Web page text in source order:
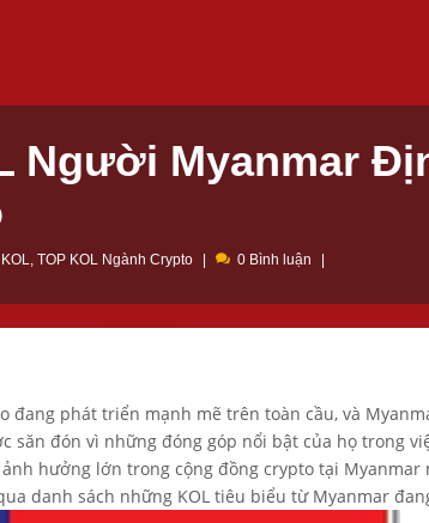
Người Myanmar
, TOP KOL Ngành Crypto 0 Bình luận
đang phát triển mạnh mẽ trên toàn cầu, và
săn đón vì những đóng góp nổi bật của họ trong
hưởng lớn trong cộng đồng crypto tại
danh sách những KOL tiêu biểu từ Myanmar